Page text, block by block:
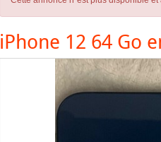
iPhone 12 64 Go